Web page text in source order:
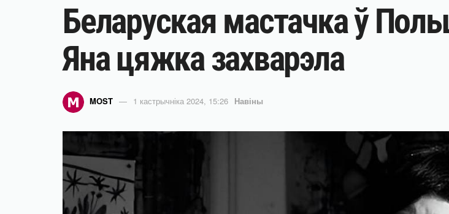
Беларуская мастачка ў
Яна цяжка захварэла
MOST 1 кастрычніка 2024, 15:26 Навіны